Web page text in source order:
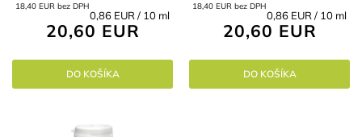
18,40 EUR bez DPH
20,60 EUR
Jednotková
cena:
0,86 EUR / 10 ml
DO KOŠÍKA
cena/výkon/kvalita na trhu Vo
forme triglyceridov -
najvhodnejšie pre...
18,40 EUR bez DPH
20,60 EUR
Jednotková
cena:
0,86 EUR / 10 ml
DO KOŠÍKA
o organický konopný olej Na
podporu myslenia a pokoja,...